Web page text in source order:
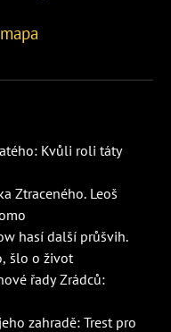
Kvůli roli táty
Ztraceného. Leoš
hasí další průšvih.
šlo o život
řady Zrádců:
zahradě: Trest pro